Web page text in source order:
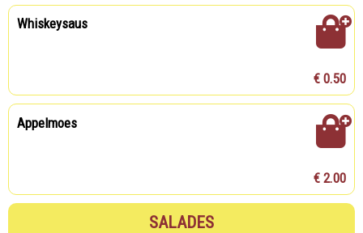
Whiskeysaus
€ 0.50
Appelmoes
€ 2.00
SALADES